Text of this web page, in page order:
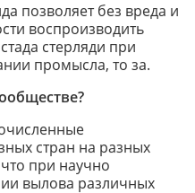
позволяет без вреда и
воспроизводить
стерляди при
промысла, то за.
стран на разных
при научно
вылова различных